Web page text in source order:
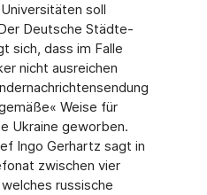
soll
Deutsche Städte-
sich, dass im Falle
nicht ausreichen
Weise für
Ukraine geworben.
Ingo Gerhartz sagt in
zwischen vier
russische